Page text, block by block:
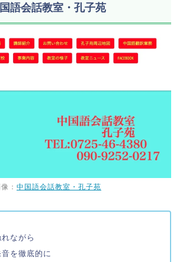
語会話教室・孔子苑
： 中国語会話教室・孔子苑
ながら
を徹底的に